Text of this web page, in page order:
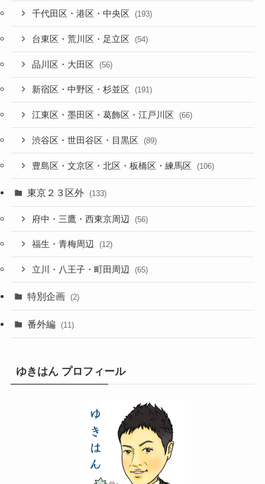
千代田区・港区・中央区 (193)
台東区・荒川区・足立区 (54)
品川区・大田区 (56)
新宿区・中野区・杉並区 (191)
江東区・墨田区・葛飾区・江戸川区 (66)
渋谷区・世田谷区・目黒区 (89)
豊島区・文京区・北区・板橋区・練馬区 (106)
東京２３区外 (133)
府中・三鷹・西東京周辺 (56)
福生・青梅周辺 (12)
立川・八王子・町田周辺 (65)
特別企画 (2)
番外編 (11)
ゆきはん プロフィール